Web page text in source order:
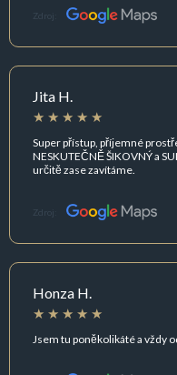
Zdroj:
Jita H.
Super přístup, příjemné
NESKUTEČNĚ ŠIKOVNÝ a
určitě zase zavítáme.
Zdroj:
Honza H.
Jsem tu poněkolikáté a vždy